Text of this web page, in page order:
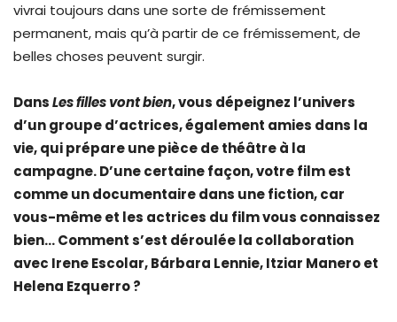
vivrai toujours dans une sorte de frémissement
permanent, mais qu’à partir de ce frémissement, de
belles choses peuvent surgir.
DansLes filles vont bien, vous dépeignez l’univers
d’un groupe d’actrices, également amies dans la
vie, qui prépare une pièce de théâtre à la
campagne. D’une certaine façon, votre film est
comme un documentaire dans une fiction, car
vous-même et les actrices du film vous connaissez
bien… Comment s’est déroulée la collaboration
avec Irene Escolar, Bárbara Lennie, Itziar Manero et
Helena Ezquerro ?